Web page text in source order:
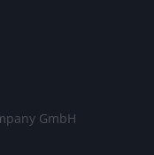
GmbH